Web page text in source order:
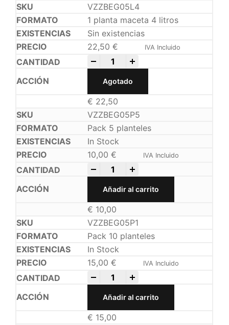
VZZBEG05L4
1 planta maceta 4 litros
Sin existencias
22,50€ IVA Incluido
Agotado
€ 22,50
VZZBEG05P5
Pack 5 planteles
In Stock
10,00€ IVA Incluido
Añadir al carrito
€ 10,00
VZZBEG05P1
Pack 10 planteles
In Stock
15,00€ IVA Incluido
Añadir al carrito
€ 15,00